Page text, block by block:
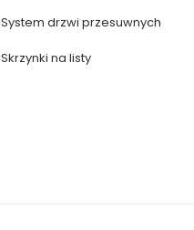
System drzwi przesuwnych
Skrzynki na listy